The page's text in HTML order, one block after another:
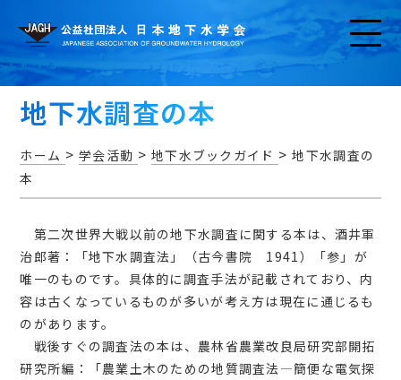
アクセス・問い合わせ
地下水調査の本
ホーム >学会活動 >地下水ブックガイド >地下水調査の
本
第二次世界大戦以前の地下水調査に関する本は、酒井軍
治郎著：「地下水調査法」（古今書院 1941）「参」が
唯一のものです。具体的に調査手法が記載されており、内
容は古くなっているものが多いが考え方は現在に通じるも
のがあります。
戦後すぐの調査法の本は、農林省農業改良局研究部開拓
研究所編：「農業土木のための地質調査法―簡便な電気探